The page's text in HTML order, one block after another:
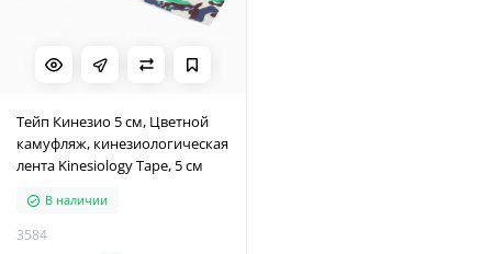
Тейп Кинезио 5 см, Цветной
камуфляж, кинезиологическая
лента Kinesiology Tape, 5 см
В наличии
3584